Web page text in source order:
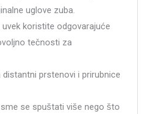
uglove zuba.
koristite odgovarajuće
tečnosti za
prstenovi i prirubnice
se spuštati više nego što